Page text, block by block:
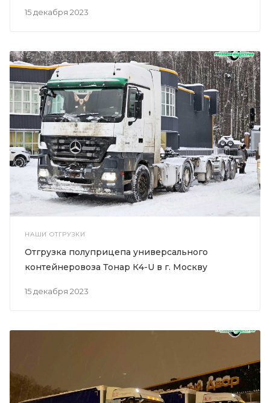
15 декабря 2023
НАШИ ОТГРУЗКИ
15 декабря 2023
Отгрузка полуприцепа универсального
контейнеровоза Тонар К4-U в г. Москву